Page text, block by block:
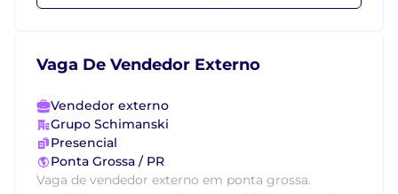
Vaga De Vendedor Externo
Vendedor externo
Grupo Schimanski
Presencial
Ponta Grossa / PR
Vaga de vendedor externo em ponta grossa.